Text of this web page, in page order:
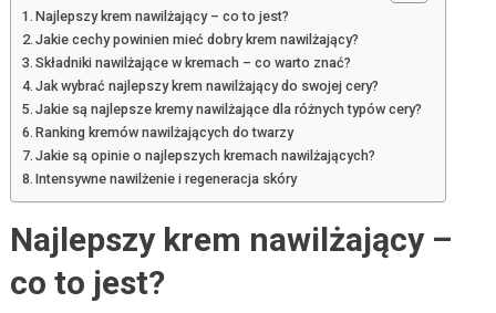
Najlepszy krem nawilżający – co to jest?
Jakie cechy powinien mieć dobry krem nawilżający?
Składniki nawilżające w kremach – co warto znać?
Jak wybrać najlepszy krem nawilżający do swojej cery?
Jakie są najlepsze kremy nawilżające dla różnych typów cery?
Ranking kremów nawilżających do twarzy
Jakie są opinie o najlepszych kremach nawilżających?
Intensywne nawilżenie i regeneracja skóry
Najlepszy krem nawilżający –
co to jest?